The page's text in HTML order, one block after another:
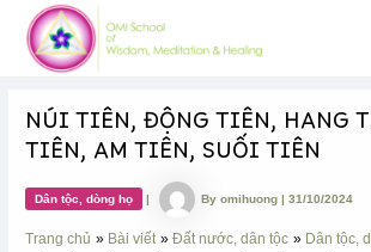
content
NÚI TIÊN, ĐỘNG TIÊN, HANG
TIÊN, AM TIÊN, SUỐI TIÊN
Dân tộc, dòng họ | Byomihuong|31/10/2024
Trang chủ Bài viết Đất nước, dân tộc
Dân tộc,
Post
navigation
CHUYÊN
MỤC: